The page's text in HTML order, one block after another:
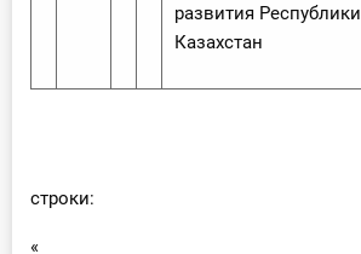
развития Республики
Казахстан
строки:
«